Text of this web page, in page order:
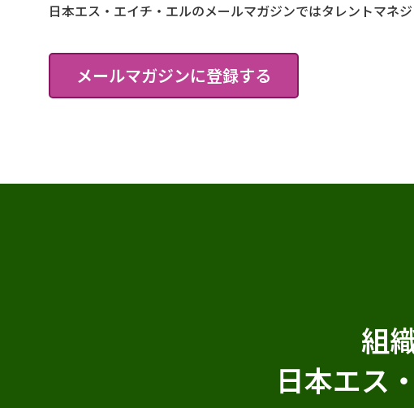
日本エス・エイチ・エルのメールマガジンではタレントマネ
メールマガジンに登録する
組
日本エス